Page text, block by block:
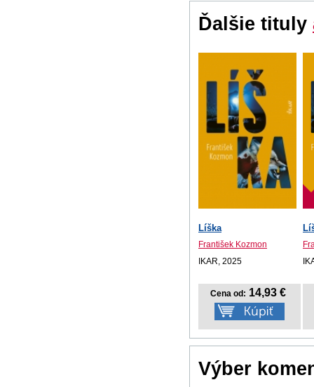
Ďalšie tituly
Líška
František Kozmon
IKAR, 2025
Cena od: 14,93 €
Výber